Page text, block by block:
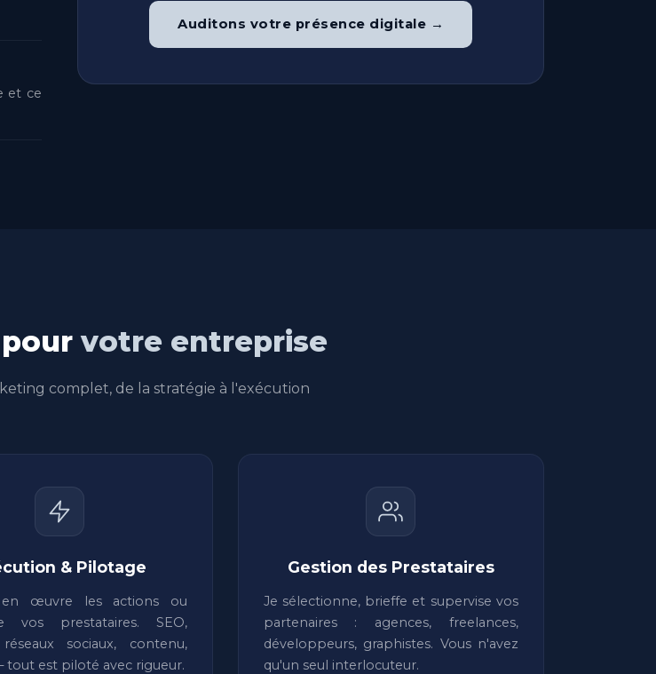
et ce
Auditons votre présence digitale →
pourvotre entreprise
complet, de la stratégie à l'exécution
& Pilotage
œuvre les actions ou
vos prestataires. SEO,
sociaux, contenu,
tout est piloté avec rigueur.
Gestion des Prestataires
Je sélectionne, brieffe et supervise vos
partenaires : agences, freelances,
développeurs, graphistes. Vous n'avez
qu'un seul interlocuteur.